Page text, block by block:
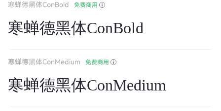
寒蝉德黑体ConBold 免费商用
寒蝉德黑体ConBold
寒蝉德黑体ConMedium 免费商用
寒蝉德黑体ConMedium